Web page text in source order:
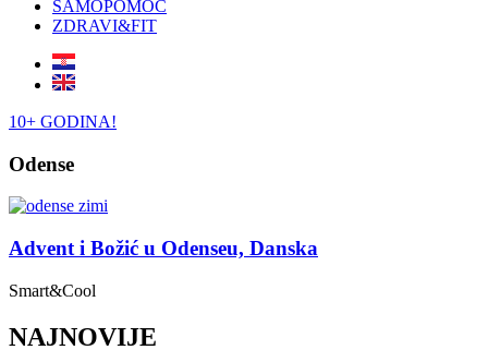
SAMOPOMOĆ
ZDRAVI&FIT
10+ GODINA!
Odense
Advent i Božić u Odenseu, Danska
Smart&Cool
NAJNOVIJE